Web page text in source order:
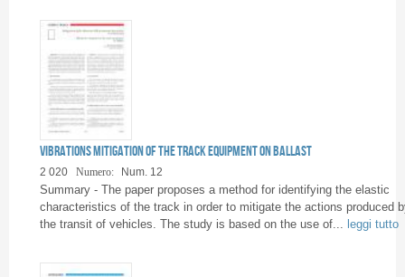
Vibrations mitigation of the track equipment on ballast
2 020 Numero: Num. 12
Summary - The paper proposes a method for identifying the elastic
characteristics of the track in order to mitigate the actions produced
the transit of vehicles. The study is based on the use of...
leggi tutto